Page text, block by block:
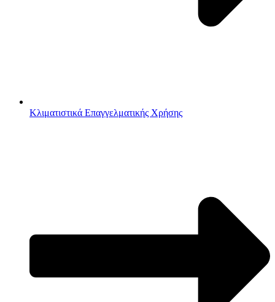
Κλιματιστικά Επαγγελματικής Χρήσης